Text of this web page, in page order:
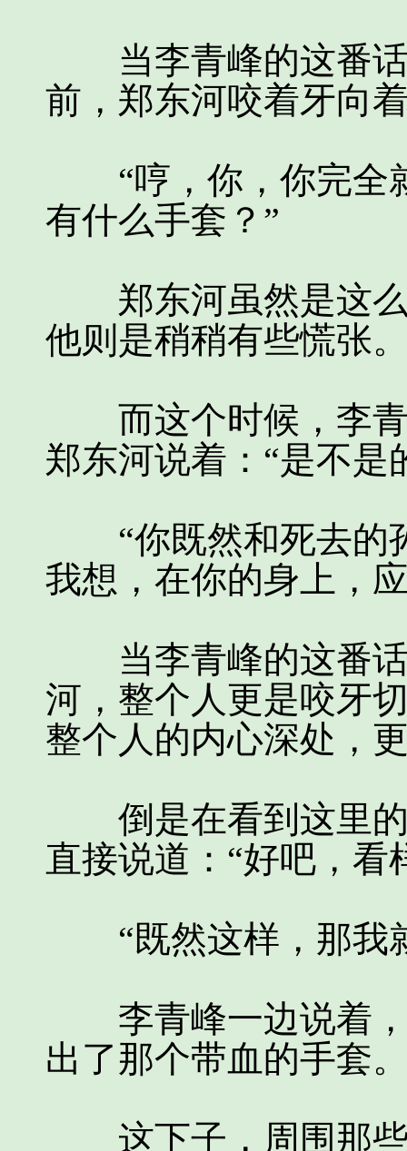
当李青峰的这番话
前，郑东河咬着牙向
“哼，你，你完全
有什么手套？”
郑东河虽然是这么
他则是稍稍有些慌张
而这个时候，李青
郑东河说着：“是不是
“你既然和死去的
我想，在你的身上，
当李青峰的这番话
河，整个人更是咬牙
整个人的内心深处，
倒是在看到这里的
直接说道：“好吧，看
“既然这样，那我
李青峰一边说着，
出了那个带血的手套
这下子，周围那些